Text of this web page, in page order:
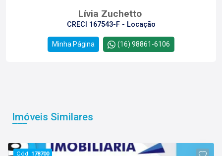
Lívia Zuchetto
CRECI 167543-F - Locação
Minha Página (16) 98861-6106
Imóveis Similares
Cód. 178700